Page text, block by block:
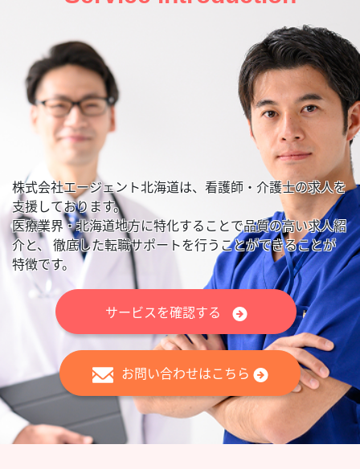
株式会社エージェント北海道は、看護師・介護士の求人を
支援しております。
医療業界・北海道地方に特化することで品質の高い求人紹
介と、 徹底した転職サポートを行うことができることが
特徴です。
サービスを確認する
お問い合わせはこちら